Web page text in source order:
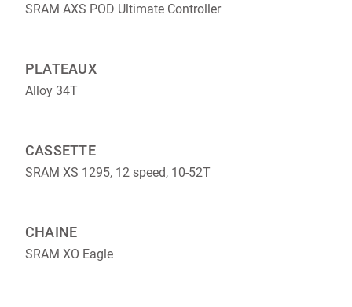
SRAM AXS POD Ultimate Controller
PLATEAUX
Alloy 34T
CASSETTE
SRAM XS 1295, 12 speed, 10-52T
CHAINE
SRAM XO Eagle